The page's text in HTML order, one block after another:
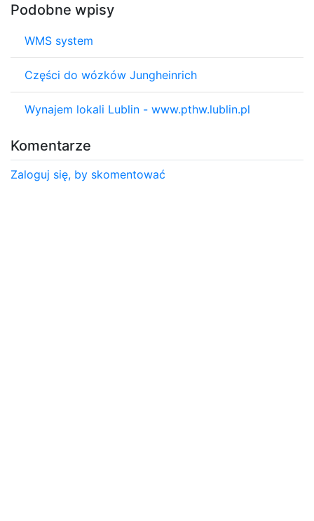
Podobne wpisy
WMS system
Części do wózków Jungheinrich
Wynajem lokali Lublin - www.pthw.lublin.pl
Komentarze
Zaloguj się, by skomentować